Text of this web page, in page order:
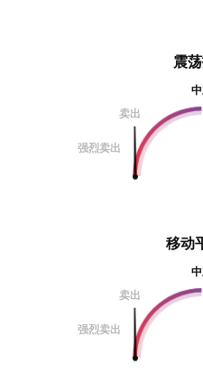
震
卖出
强烈卖出
移动
卖出
强烈卖出